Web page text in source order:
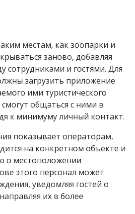
местам, как зоопарки и
заново, добавляя
сотрудниками и гостями. Для
загрузить приложение
ими туристического
общаться с ними в
к минимуму личный контакт.
показывает операторам,
на конкретном объекте и
о местоположении
этого персонал может
уведомляя гостей о
их в более